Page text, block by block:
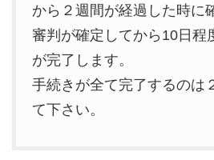
から２週間が経過した時に
審判が確定してから10日程
が完了します。
手続きが全て完了するのは
て下さい。